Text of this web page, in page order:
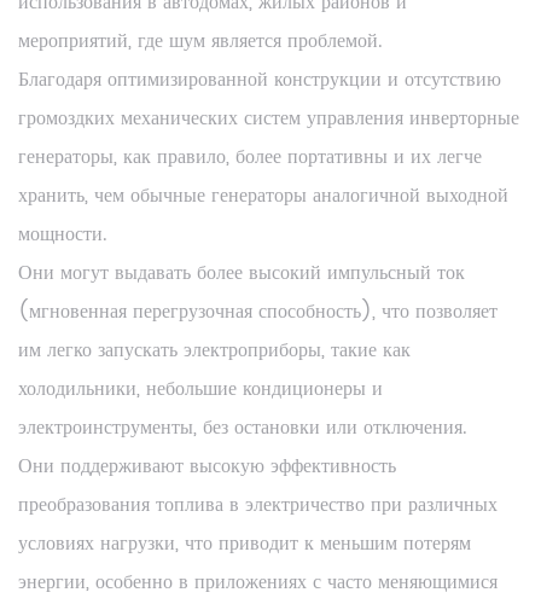
мероприятий, где шум является проблемой.
Благодаря оптимизированной конструкции и отсутствию
громоздких механических систем управления инверторные
генераторы, как правило, более портативны и их легче
хранить, чем обычные генераторы аналогичной выходной
мощности.
Они могут выдавать более высокий импульсный ток
(мгновенная перегрузочная способность), что позволяет
им легко запускать электроприборы, такие как
холодильники, небольшие кондиционеры и
электроинструменты, без остановки или отключения.
Они поддерживают высокую эффективность
преобразования топлива в электричество при различных
условиях нагрузки, что приводит к меньшим потерям
энергии, особенно в приложениях с часто меняющимися